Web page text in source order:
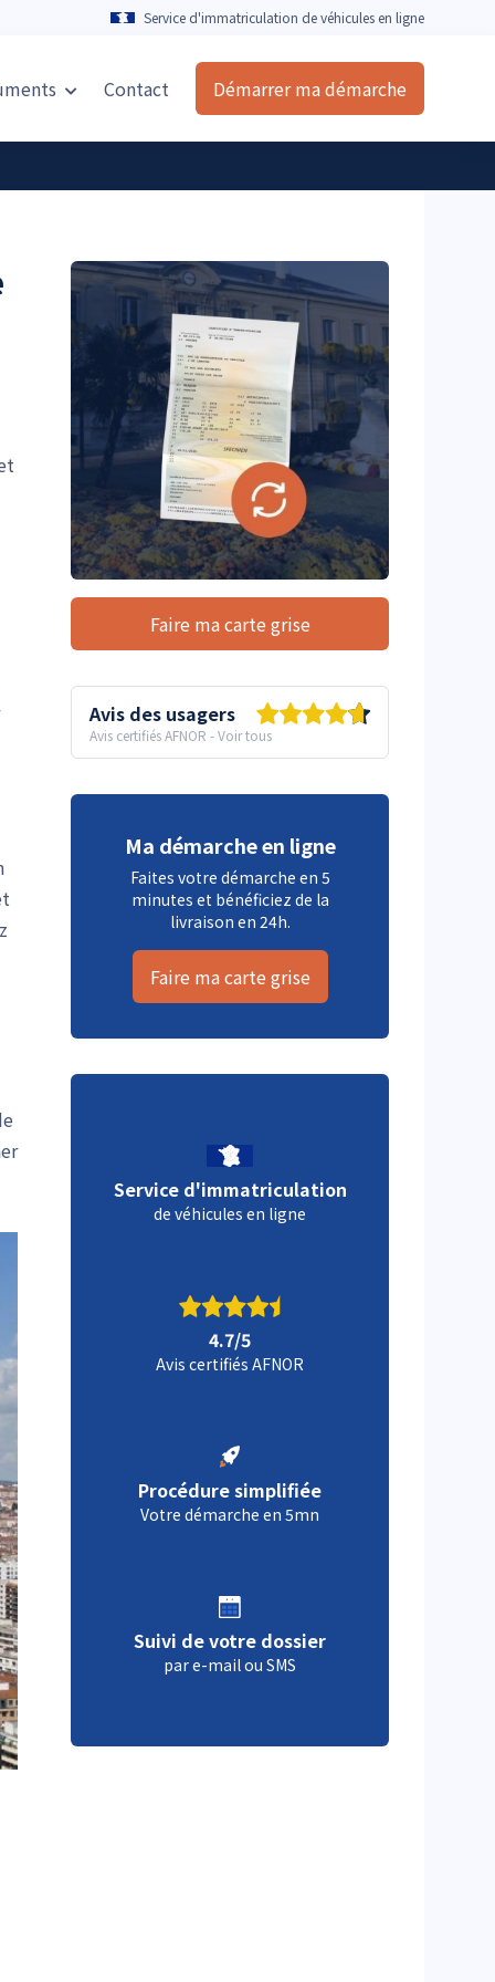
Service d'immatriculation de véhicules en ligne
Contact Démarrer ma démarche
Faire ma carte grise
Avis des usagers
Avis certifiés AFNOR -Voir tous
Ma démarche en ligne
Faites votre démarche en 5
minutes et bénéficiez de la
livraison en 24h.
Faire ma carte grise
Service d'immatriculation
de véhicules en ligne
4.7/5
Avis certifiés AFNOR
Procédure simplifiée
Votre démarche en 5mn
Suivi de votre dossier
par e-mail ou SMS